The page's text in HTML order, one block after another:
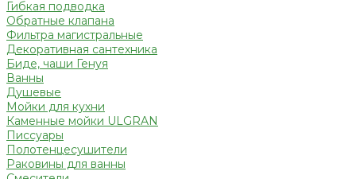
Гибкая подводка
Обратные клапана
Фильтра магистральные
Декоративная сантехника
Биде, чаши Генуя
Ванны
Душевые
Мойки для кухни
Каменные мойки ULGRAN
Писсуары
Полотенцесушители
Раковины для ванны